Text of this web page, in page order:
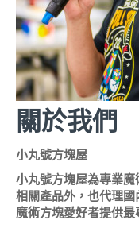
關於我們
小丸號方塊屋
小丸號方塊屋為專業
相關產品外，也代理
魔術方塊愛好者提供最